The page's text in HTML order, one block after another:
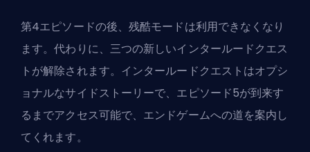
第4エピソードの後、残酷モードは利用できなくなり
ます。代わりに、三つの新しいインタールードクエス
トが解除されます。インタールードクエストはオプシ
ョナルなサイドストーリーで、エピソード5が到来す
るまでアクセス可能で、エンドゲームへの道を案内し
てくれます。